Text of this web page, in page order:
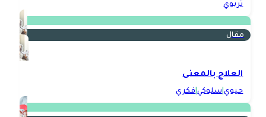
تربوي
مقال
العلاج بالمعنى
حيوي|سلوكي|فكري